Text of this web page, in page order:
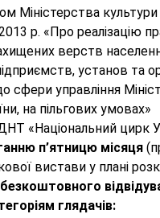
Міністерства
р. «Про реалізацію
верств
установ та
сфери управління
на пільгових умовах»
«Національний цирк
п’ятницю місяця
вистави у плані
глядачів: